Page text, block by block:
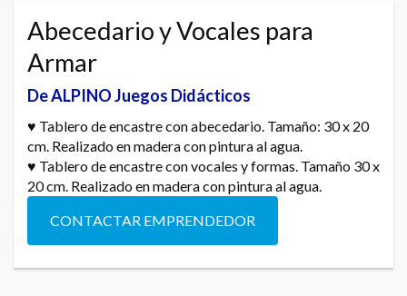
Abecedario y Vocales para
Armar
De ALPINO Juegos Didácticos
♥ Tablero de encastre con abecedario. Tamaño: 30 x 20
cm. Realizado en madera con pintura al agua.
♥ Tablero de encastre con vocales y formas. Tamaño 30 x
20 cm. Realizado en madera con pintura al agua.
CONTACTAR EMPRENDEDOR